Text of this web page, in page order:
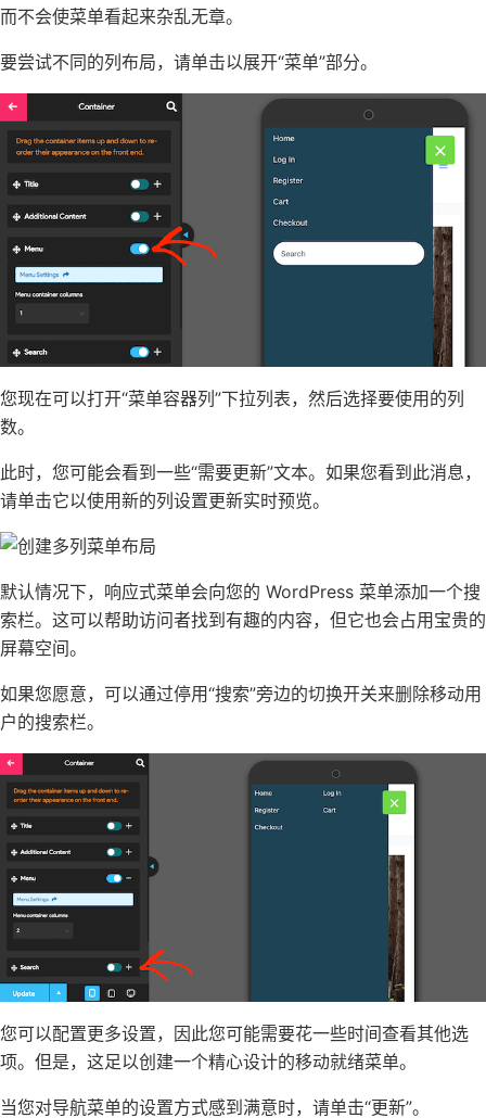
而不会使菜单看起来杂乱无章。
要尝试不同的列布局，请单击以展开“菜单”部分。
您现在可以打开“菜单容器列”下拉列表，然后选择要使用的列
数。
此时，您可能会看到一些“需要更新”文本。如果您看到此消息，
请单击它以使用新的列设置更新实时预览。
默认情况下，响应式菜单会向您的 WordPress 菜单添加一个搜
索栏。这可以帮助访问者找到有趣的内容，但它也会占用宝贵的
屏幕空间。
如果您愿意，可以通过停用“搜索”旁边的切换开关来删除移动用
户的搜索栏。
您可以配置更多设置，因此您可能需要花一些时间查看其他选
项。但是，这足以创建一个精心设计的移动就绪菜单。
当您对导航菜单的设置方式感到满意时，请单击“更新”。